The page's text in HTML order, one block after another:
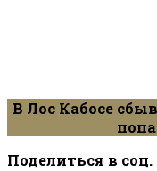
В Лос Кабосе
Поделиться в соц.